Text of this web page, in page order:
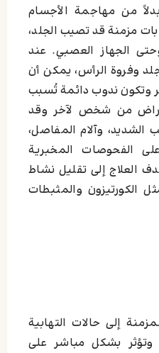
من مهاجمة الأجسام
مزمنة قد تصيب الجلد،
الجهاز العصبي. عند
وفروة الرأس، يمكن أن
وتكون ندوب دائمة تُسبب
من شخص لآخر وقد
وآلام المفاصل،
الفحوصات المخبرية
العلاج إلى تقليل نشاط
الكورتيزون والمثبطات
إلى حالات التهابية
وتؤثر بشكل مباشر على